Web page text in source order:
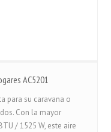
AC5201
para su caravana o
Con la mayor
/ 1525 W, este aire